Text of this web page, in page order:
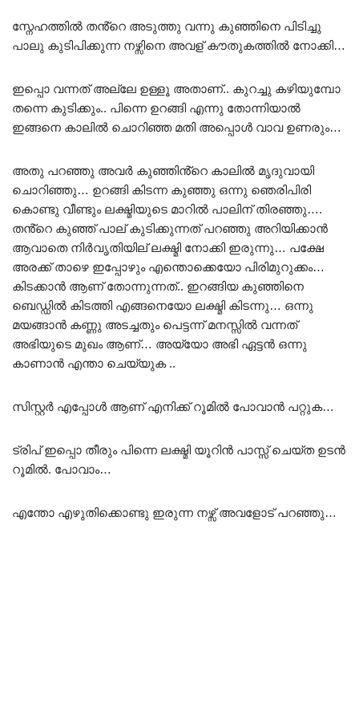
സ്നേഹത്തിൽ തൻ്റെ അടുത്തു വന്നു കുഞ്ഞിനെ പിടിച്ചു
പാലു കുടിപിക്കുന്ന നഴ്സിനെ അവള് കൗതുകത്തിൽ നോക്കി…
ഇപ്പൊ വന്നത് അല്ലേ ഉള്ളൂ അതാണ്.. കുറച്ചു കഴിയുമ്പോ
തന്നെ കുടിക്കും.. പിന്നെ ഉറങ്ങി എന്നു തോന്നിയാൽ
ഇങ്ങനെ കാലിൽ ചൊറിഞ്ഞ മതി അപ്പൊൾ വാവ ഉണരും…
അതു പറഞ്ഞു അവർ കുഞ്ഞിൻ്റെ കാലിൽ മൃദുവായി
ചൊറിഞ്ഞു… ഉറങ്ങി കിടന്ന കുഞ്ഞു ഒന്നു ഞെരിപിരി
കൊണ്ടു വീണ്ടും ലക്ഷ്മിയുടെ മാറിൽ പാലിന് തിരഞ്ഞു….
തൻ്റെ കുഞ്ഞ് പാല് കുടിക്കുന്നത് പറഞ്ഞു അറിയിക്കാൻ
ആവാതെ നിർവൃതിയില് ലക്ഷ്മി നോക്കി ഇരുന്നു… പക്ഷേ
അരക്ക് താഴെ ഇപ്പോഴും എന്തൊക്കെയോ പിരിമുറുക്കം…
കിടക്കാൻ ആണ് തോന്നുന്നത്.. ഇറങ്ങിയ കുഞ്ഞിനെ
ബെഡ്ഡിൽ കിടത്തി എങ്ങനെയോ ലക്ഷ്മി കിടന്നു… ഒന്നു
മയങ്ങാൻ കണ്ണു അടച്ചതും പെട്ടന്ന് മനസ്സിൽ വന്നത്
അഭിയുടെ മുഖം ആണ്… അയ്യോ അഭി ഏട്ടൻ ഒന്നു
കാണാൻ എന്താ ചെയ്യുക ..
സിസ്റ്റർ എപ്പോൾ ആണ് എനിക്ക് റൂമിൽ പോവാൻ പറ്റുക…
ട്രിപ് ഇപ്പൊ തീരും പിന്നെ ലക്ഷ്മി യൂറിൻ പാസ്സ് ചെയ്ത ഉടൻ
റൂമിൽ. പോവാം…
എന്തോ എഴുതിക്കൊണ്ടു ഇരുന്ന നഴ്സ് അവളോട് പറഞ്ഞു…